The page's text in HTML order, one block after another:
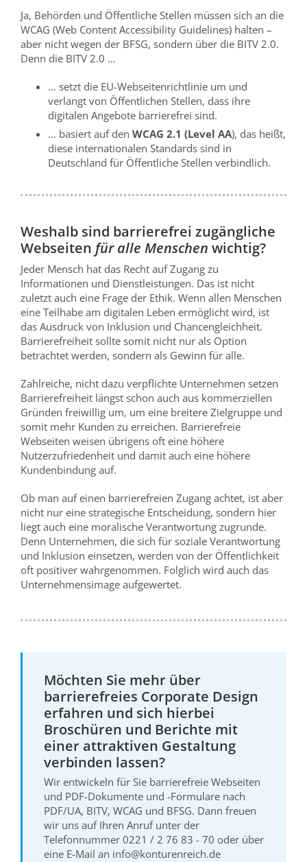
Ja, Behörden und Öffentliche Stellen müssen sich an die
WCAG (Web Content Accessibility Guidelines) halten –
aber nicht wegen der BFSG, sondern über die BITV 2.0.
Denn die BITV 2.0 …
… setzt die EU-Webseitenrichtlinie um und
verlangt von Öffentlichen Stellen, dass ihre
digitalen Angebote barrierefrei sind.
… basiert auf den WCAG 2.1 (Level AA), das heißt,
diese internationalen Standards sind in
Deutschland für Öffentliche Stellen verbindlich.
Weshalb sind barrierefrei zugängliche
Webseiten für alle Menschen wichtig?
Jeder Mensch hat das Recht auf Zugang zu
Informationen und Dienstleistungen. Das ist nicht
zuletzt auch eine Frage der Ethik. Wenn allen Menschen
eine Teilhabe am digitalen Leben ermöglicht wird, ist
das Ausdruck von Inklusion und Chancengleichheit.
Barrierefreiheit sollte somit nicht nur als Option
betrachtet werden, sondern als Gewinn für alle.
Zahlreiche, nicht dazu verpflichte Unternehmen setzen
Barrierefreiheit längst schon auch aus kommerziellen
Gründen freiwillig um, um eine breitere Zielgruppe und
somit mehr Kunden zu erreichen. Barrierefreie
Webseiten weisen übrigens oft eine höhere
Nutzerzufriedenheit und damit auch eine höhere
Kundenbindung auf.
Ob man auf einen barrierefreien Zugang achtet, ist aber
nicht nur eine strategische Entscheidung, sondern hier
liegt auch eine moralische Verantwortung zugrunde.
Denn Unternehmen, die sich für soziale Verantwortung
und Inklusion einsetzen, werden von der Öffentlichkeit
oft positiver wahrgenommen. Folglich wird auch das
Unternehmensimage aufgewertet.
Möchten Sie mehr über
barrierefreies Corporate Design
erfahren und sich hierbei
Broschüren und Berichte mit
einer attraktiven Gestaltung
verbinden lassen?
Wir entwickeln für Sie barrierefreie Webseiten
und PDF-Dokumente und -Formulare nach
PDF/UA, BITV, WCAG und BFSG. Dann freuen
wir uns auf Ihren Anruf unter der
Telefonnummer 0221 / 2 76 83 - 70 oder über
eine E-Mail an info@konturenreich.de